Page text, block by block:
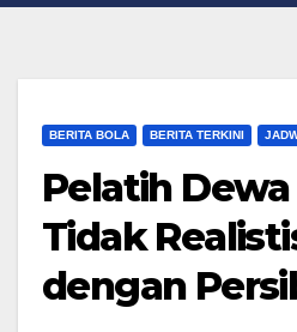
BERITA BOLA BERITA TERKINI
Pelatih
Tidak
dengan